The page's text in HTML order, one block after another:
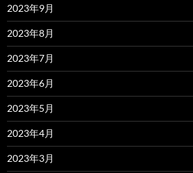
2023年9月
2023年8月
2023年7月
2023年6月
2023年5月
2023年4月
2023年3月